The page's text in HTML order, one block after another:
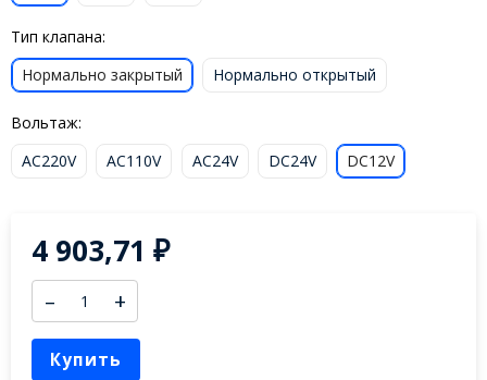
Тип клапана:
Нормально закрытый
Нормально открытый
Вольтаж:
AC220V
AC110V AC24V DC24V DC12V
4 903,71₽
– +
Купить